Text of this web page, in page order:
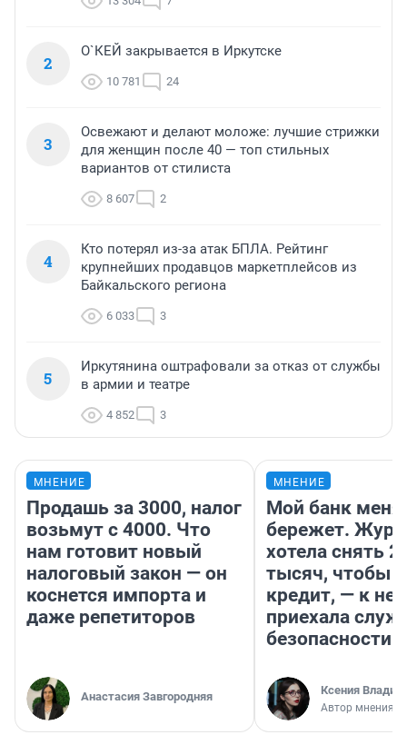
2
О`КЕЙ закрывается в Иркутске
10 781 24
3
Освежают и делают моложе: лучшие стрижки
для женщин после 40 — топ стильных
вариантов от стилиста
8 607 2
4
Кто потерял из-за атак БПЛА. Рейтинг
крупнейших продавцов маркетплейсов из
Байкальского региона
6 033 3
5
Иркутянина оштрафовали за отказ от службы
в армии и театре
4 852 3
МНЕНИЕ
Продашь за 3000, налог
возьмут с 4000. Что
нам готовит новый
налоговый закон — он
коснется импорта и
даже репетиторов
Анастасия Завгородняя
МНЕНИЕ
Мой банк меня
бережет.
хотела снять
тысяч, чтобы
кредит, — к
приехала
безопасности
Ксения
Автор мнения